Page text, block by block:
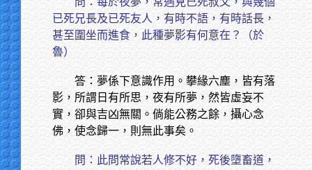
已死兄長及已死友人，有時不語，有時話長，
甚至圍坐而進食，此種夢影有何意在？（於
魯）
答：夢係下意識作用。攀緣六塵，皆有落
影，所謂日有所思，夜有所夢，然皆虛妄不
實，卻與吉凶無關。倘能公務之餘，攝心念
佛，使念歸一，則無此事矣。
問：此問常說若人修不好，死後墮畜道，